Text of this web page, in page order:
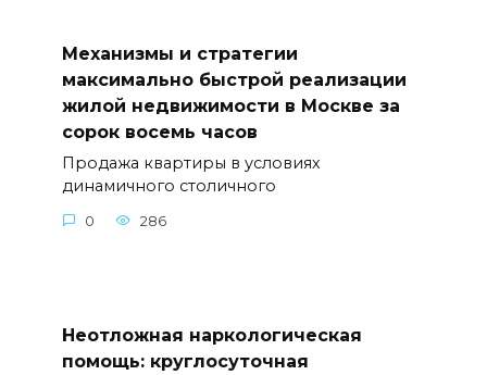
Механизмы и стратегии
максимально быстрой реализации
жилой недвижимости в Москве за
сорок восемь часов
Продажа квартиры в условиях
динамичного столичного
0 286
Неотложная наркологическая
помощь: круглосуточная